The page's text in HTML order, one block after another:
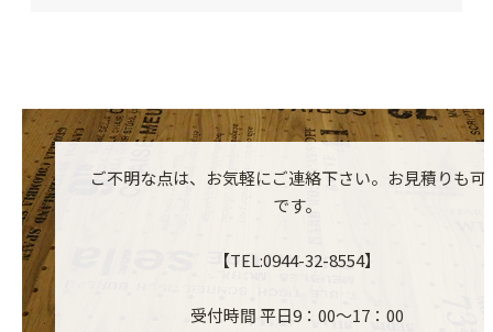
ご不明な点は、お気軽にご連絡下さい。お見積りも可
です。
【TEL:0944-32-8554】
受付時間 平日9：00～17：00